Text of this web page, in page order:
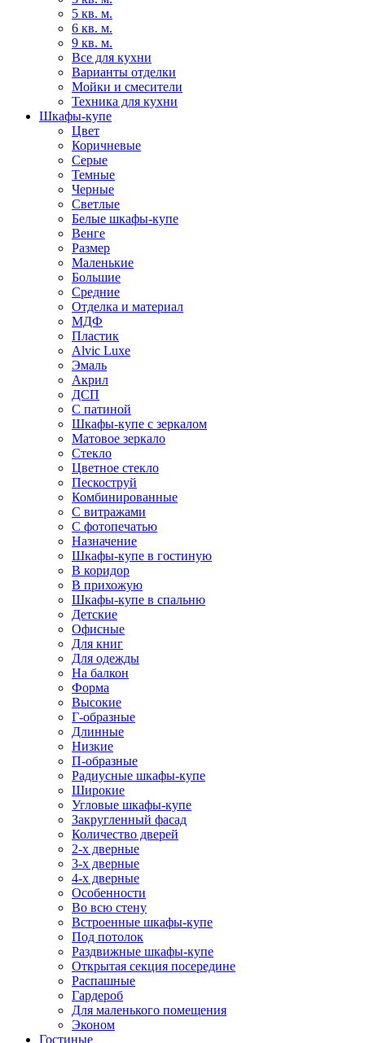
5 кв. м.
6 кв. м.
9 кв. м.
Все для кухни
Варианты отделки
Мойки и смесители
Техника для кухни
Шкафы-купе
Цвет
Коричневые
Серые
Темные
Черные
Светлые
Белые шкафы-купе
Венге
Размер
Маленькие
Большие
Средние
Отделка и материал
МДФ
Пластик
Alvic Luxe
Эмаль
Акрил
ДСП
С патиной
Шкафы-купе с зеркалом
Матовое зеркало
Стекло
Цветное стекло
Пескоструй
Комбинированные
С витражами
С фотопечатью
Назначение
Шкафы-купе в гостиную
В коридор
В прихожую
Шкафы-купе в спальню
Детские
Офисные
Для книг
Для одежды
На балкон
Форма
Высокие
Г-образные
Длинные
Низкие
П-образные
Радиусные шкафы-купе
Широкие
Угловые шкафы-купе
Закругленный фасад
Количество дверей
2-х дверные
3-х дверные
4-х дверные
Особенности
Во всю стену
Встроенные шкафы-купе
Под потолок
Раздвижные шкафы-купе
Открытая секция посередине
Распашные
Гардероб
Для маленького помещения
Эконом
Гостиные